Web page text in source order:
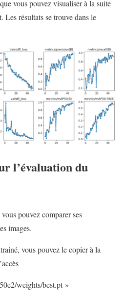
vous pouvez visualiser à la suite
Les résultats se trouve dans le
l’évaluation du
pouvez comparer ses
images.
vous pouvez le copier à la
weights/best.pt »